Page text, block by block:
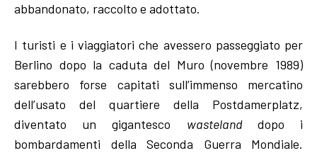
abbandonato, raccolto e adottato.
I turisti e i viaggiatori che avessero passeggiato per
Berlino dopo la caduta del Muro (novembre 1989)
sarebbero forse capitati sull’immenso mercatino
dell’usato del quartiere della Postdamerplatz,
diventato un gigantesco wasteland dopo i
bombardamenti della Seconda Guerra Mondiale.